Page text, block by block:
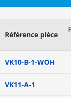
Référence pièce
VK10-B-1-WOH
VK11-A-1